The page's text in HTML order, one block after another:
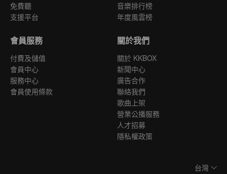
免費聽
支援平台
音樂排行榜
年度風雲榜
會員服務
付費及儲值
會員中心
服務中心
會員使用條款
關於我們
關於 KKBOX
新聞中心
廣告合作
聯絡我們
歌曲上架
營業公播服務
人才招募
隱私權政策
台灣